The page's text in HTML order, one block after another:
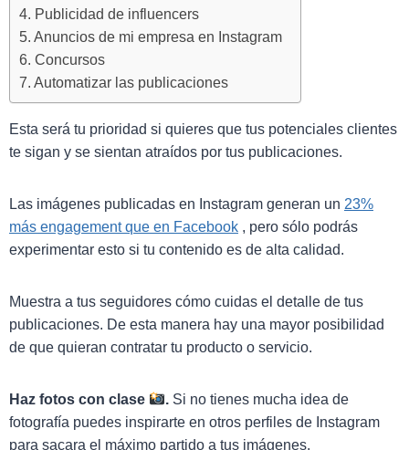
4. Publicidad de influencers
5. Anuncios de mi empresa en Instagram
6. Concursos
7. Automatizar las publicaciones
Esta será tu prioridad si quieres que tus potenciales clientes
te sigan y se sientan atraídos por tus publicaciones.
Las imágenes publicadas en Instagram generan un 23%
más engagement que en Facebook , pero sólo podrás
experimentar esto si tu contenido es de alta calidad.
Muestra a tus seguidores cómo cuidas el detalle de tus
publicaciones. De esta manera hay una mayor posibilidad
de que quieran contratar tu producto o servicio.
Haz fotos con clase . Si no tienes mucha idea de
fotografía puedes inspirarte en otros perfiles de Instagram
para sacara el máximo partido a tus imágenes.